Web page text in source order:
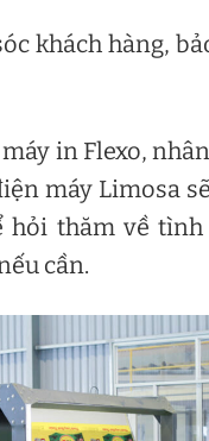
khách hàng,
in Flexo,
máy Limosa
hỏi thăm về tình
cần.